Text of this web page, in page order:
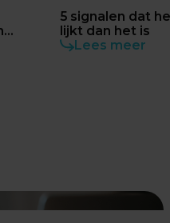
5 signalen dat
lijkt dan het is
Lees meer